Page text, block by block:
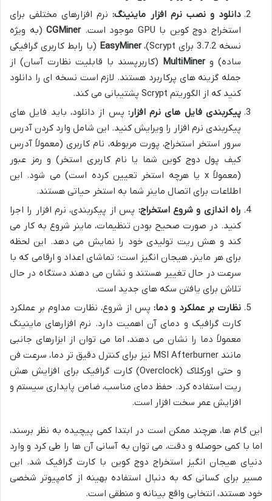
دانلود و نصب نرم افزار ماینینگ:نرم افزارهای مختلفی برای
استخراج دوج کوین با GPU موجود است.
CGMiner(به ویژه
نسخه 3.7.2 برای Scrypt)،
EasyMiner (با رابط کاربری گرافیکی
ساده) وMultiMiner (کاربرپسند با قابلیت نظارت آسان) از
جمله گزینه های پرکاربرد هستند. لازم است نسخه ای را دانلود
کنید که از الگوریتم Scrypt پشتیبانی می کند.
پیکربندی فایل های نرم افزار: پس از دانلود، باید فایل های
پیکربندی نرم افزار را ویرایش کنید. این شامل وارد کردن آدرس
سرور استخر استخراج، پورت مربوطه، نام کاربری (معمولاً آدرس
کیف پول دوج کوین شما یا نام کاربری استخر) و رمز عبور
(معمولاً x یا هرچه استخر تعیین کرده است) می شود. این
اطلاعات برای اتصال ماینر شما به استخر حیاتی هستند.
راه اندازی و شروع استخراج: پس از پیکربندی، نرم افزار را اجرا
کنید. در صورت صحیح بودن تنظیمات، ماینر شروع به کار می
کند و هش ریت تولیدی خود را نمایش می دهد. این لحظه
برای هر ماینر، هیجان انگیز است؛ تماشای اعداد و ارقامی که با
سرعت در حال تغییر هستند و نشان می دهند دستگاه در حال
تلاش برای یافتن سکه های جدید است.
نظارت بر عملکرد و دما:پس از شروع، نظارت مداوم بر عملکرد
کارت گرافیک و دمای آن اهمیت دارد. نرم افزارهای ماینینگ
معمولاً دما را نشان می دهند، اما می توان از ابزارهای جانبی
مانند MSI Afterburner نیز برای کنترل دقیق تر دما، سرعت فن
و حتی اورکلاک (Overclock) کارت گرافیک برای افزایش هش
ریت استفاده کرد. حفظ دمای مناسب، ضامن پایداری سیستم و
افزایش عمر سخت افزار است.
این گام ها، هرچند ممکن است در ابتدا کمی پیچیده به نظر برسند،
اما با کمی حوصله و دقت، می توان به آسانی آن ها را طی کرد و وارد
دنیای هیجان انگیز استخراج دوج کوین با کارت گرافیک شد. این
مسیر برای کسانی که به دنبال استفاده بهینه از کامپیوتر شخصی
خود هستند، انتخابی واقع بینانه و منطقی است.